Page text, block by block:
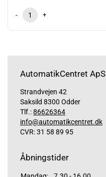
- +
AutomatikCentret ApS
Strandvejen 42
Saksild 8300 Odder
Tlf.:86626364
info@automatikcentret.dk
CVR: 31 58 89 95
Åbningstider